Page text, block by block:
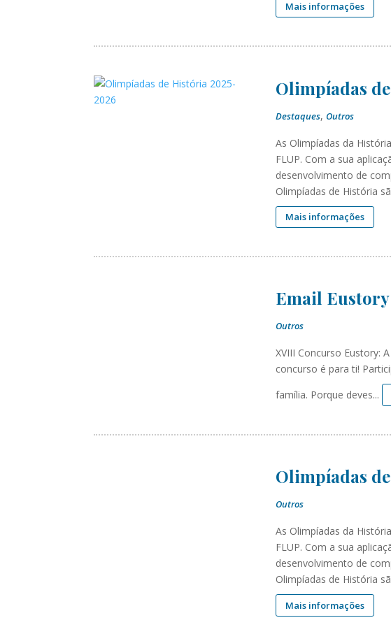
Mais informações
Olimpíadas
Destaques,Outros
As Olimpíadas da
FLUP. Com a sua
desenvolvimento de
Olimpíadas de História
Mais informações
Email Eustory
Outros
XVIII Concurso Eustory:
concurso é para ti!
família. Porque deves...
Olimpíadas
Outros
As Olimpíadas da
FLUP. Com a sua
desenvolvimento de
Olimpíadas de História
Mais informações